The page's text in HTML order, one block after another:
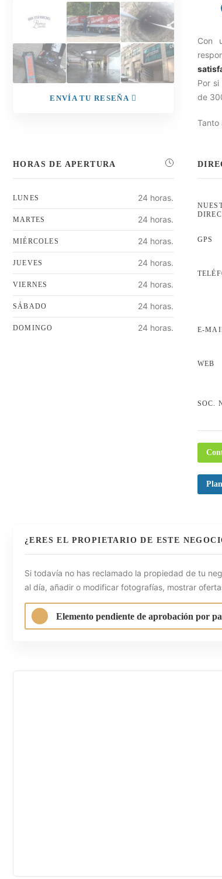
ENVÍA TU RESEÑA
Con
Por
de
Tanto
HORAS DE APERTURA
LUNES 24 horas.
MARTES 24 horas.
MIÉRCOLES 24 horas.
JUEVES 24 horas.
VIERNES 24 horas.
SÁBADO 24 horas.
DOMINGO 24 horas.
GPS
E-
WEB
SOC.
¿ERES EL PROPIETARIO DE ESTE
Si todavía no has reclamado la propiedad de tu
al día, añadir o modificar fotografías, mostrar
Elemento pendiente de aprobación por